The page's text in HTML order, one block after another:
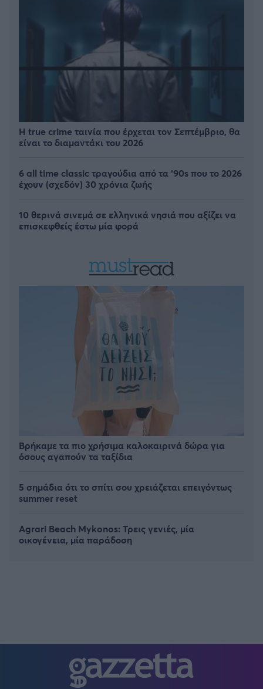
Η true crime ταινία που έρχεται τον Σεπτέμβριο, θα
είναι το διαμαντάκι του 2026
6 all time classic τραγούδια από τα ‘90s που το 2026
έχουν (σχεδόν) 30 χρόνια ζωής
10 θερινά σινεμά σε ελληνικά νησιά που αξίζει να
επισκεφθείς έστω μία φορά
Βρήκαμε τα πιο χρήσιμα καλοκαιρινά δώρα για
όσους αγαπούν τα ταξίδια
5 σημάδια ότι το σπίτι σου χρειάζεται επειγόντως
summer reset
Agrari Beach Mykonos: Τρεις γενιές, μία
οικογένεια, μία παράδοση